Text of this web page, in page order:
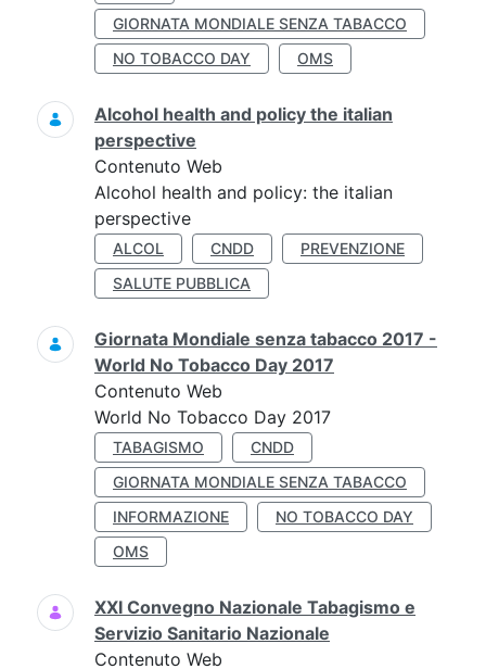
GIORNATA MONDIALE SENZA TABACCO
NO TOBACCO DAY
OMS
Alcohol health and policy the italian
perspective
Contenuto Web
Alcohol health and policy: the italian
perspective
ALCOL CNDD
PREVENZIONE
SALUTE PUBBLICA
Giornata Mondiale senza tabacco 2017 -
World No Tobacco Day 2017
Contenuto Web
World No Tobacco Day 2017
TABAGISMO
CNDD
GIORNATA MONDIALE SENZA TABACCO
INFORMAZIONE
NO TOBACCO DAY
OMS
XXI Convegno Nazionale Tabagismo e
Servizio Sanitario Nazionale
Contenuto Web